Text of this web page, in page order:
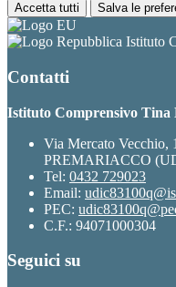
Accetta tutti Salva le
Istituto
Contatti
Istituto Comprensivo Tina
Via Mercato Vecchio,
PREMARIACCO
Tel: 0432 729023
Email:
PEC:
C.F.: 94071000304
Seguici su